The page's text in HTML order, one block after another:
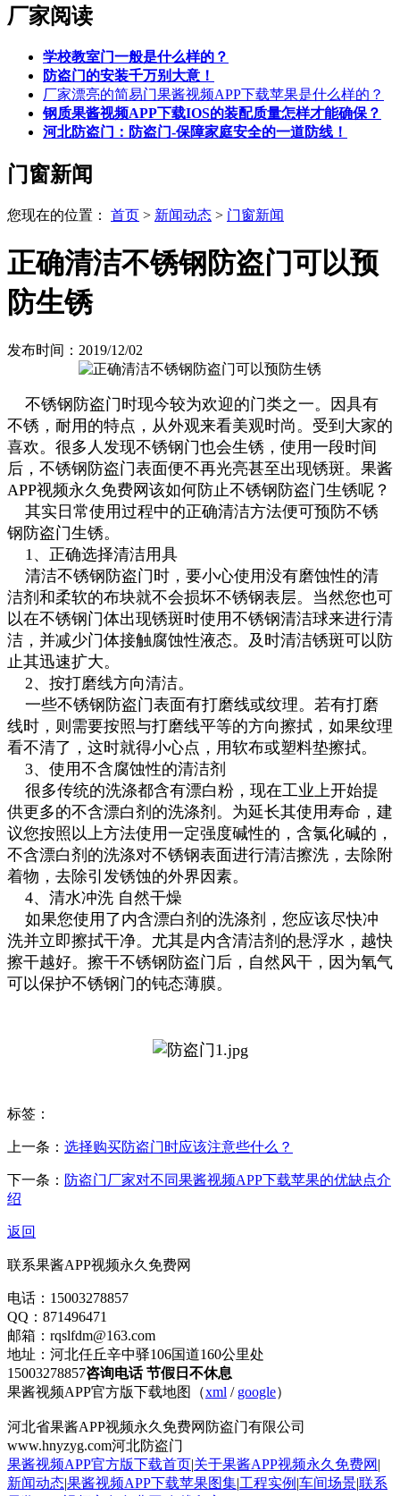
厂家阅读
学校教室门一般是什么样的？
防盗门的安装千万别大意！
厂家漂亮的简易门果酱视频APP下载苹果是什么样的？
钢质果酱视频APP下载IOS的装配质量怎样才能确保？
河北防盗门：防盗门-保障家庭安全的一道防线！
门窗新闻
您现在的位置： 首页 > 新闻动态 > 门窗新闻
正确清洁不锈钢防盗门可以预
防生锈
发布时间：2019/12/02
不锈钢防盗门时现今较为欢迎的门类之一。因具有
不锈，耐用的特点，从外观来看美观时尚。受到大家的
喜欢。很多人发现不锈钢门也会生锈，使用一段时间
后，不锈钢防盗门表面便不再光亮甚至出现锈斑。果酱
APP视频永久免费网该如何防止不锈钢防盗门生锈呢？
其实日常使用过程中的正确清洁方法便可预防不锈
钢防盗门生锈。
1、正确选择清洁用具
清洁不锈钢防盗门时，要小心使用没有磨蚀性的清
洁剂和柔软的布块就不会损坏不锈钢表层。当然您也可
以在不锈钢门体出现锈斑时使用不锈钢清洁球来进行清
洁，并减少门体接触腐蚀性液态。及时清洁锈斑可以防
止其迅速扩大。
2、按打磨线方向清洁。
一些不锈钢防盗门表面有打磨线或纹理。若有打磨
线时，则需要按照与打磨线平等的方向擦拭，如果纹理
看不清了，这时就得小心点，用软布或塑料垫擦拭。
3、使用不含腐蚀性的清洁剂
很多传统的洗涤都含有漂白粉，现在工业上开始提
供更多的不含漂白剂的洗涤剂。为延长其使用寿命，建
议您按照以上方法使用一定强度碱性的，含氯化碱的，
不含漂白剂的洗涤对不锈钢表面进行清洁擦洗，去除附
着物，去除引发锈蚀的外界因素。
4、清水冲洗 自然干燥
如果您使用了内含漂白剂的洗涤剂，您应该尽快冲
洗并立即擦拭干净。尤其是内含清洁剂的悬浮水，越快
擦干越好。擦干不锈钢防盗门后，自然风干，因为氧气
可以保护不锈钢门的钝态薄膜。
标签：
上一条： 选择购买防盗门时应该注意些什么？
下一条： 防盗门厂家对不同果酱视频APP下载苹果的优缺点介
绍
返回
联系果酱APP视频永久免费网
电话：15003278857
QQ：871496471
邮箱：rqslfdm@163.com
地址：河北任丘辛中驿106国道160公里处
15003278857咨询电话 节假日不休息
果酱视频APP官方版下载地图（xml / google）
河北省果酱APP视频永久免费网防盗门有限公司
www.hnyzyg.com河北防盗门
果酱视频APP官方版下载首页|关于果酱APP视频永久免费网 |
新闻动态|果酱视频APP下载苹果图集|工程实例 |车间场景|联系